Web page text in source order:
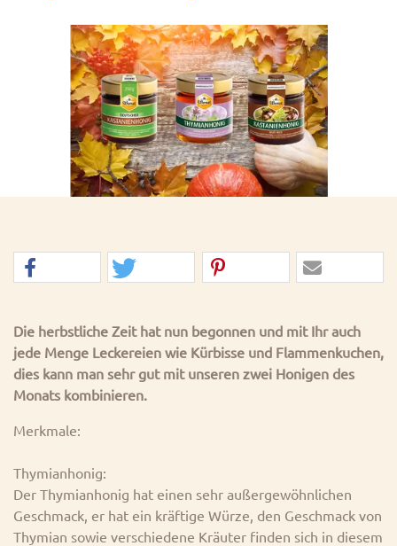
Die herbstliche Zeit hat nun begonnen und mit Ihr auch
jede Menge Leckereien wie Kürbisse und Flammenkuchen,
dies kann man sehr gut mit unseren zwei Honigen des
Monats kombinieren.
Merkmale:
Thymianhonig:
Der Thymianhonig hat einen sehr außergewöhnlichen
Geschmack, er hat ein kräftige Würze, den Geschmack von
Thymian sowie verschiedene Kräuter finden sich in diesem